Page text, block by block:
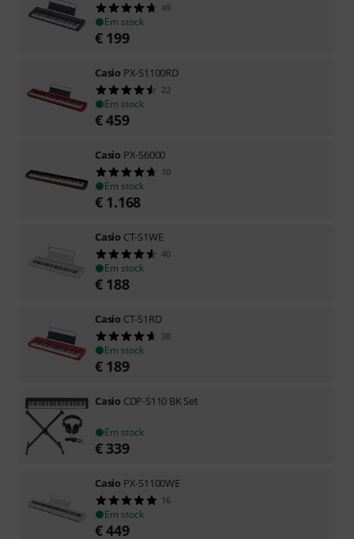
49
Em stock
€ 199
Casio PX-S1100RD
22
Em stock
€459
Casio PX-S6000
10
Em stock
€ 1.168
Casio CT-S1WE
40
Em stock
€ 188
Casio CT-S1RD
38
Em stock
€ 189
Casio CDP-S110 BK Set
Em stock
€ 339
Casio PX-S1100WE
16
Em stock
€449